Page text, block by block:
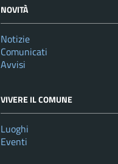
NOVITÀ
Notizie
Comunicati
Avvisi
VIVERE IL COMUNE
Luoghi
Eventi